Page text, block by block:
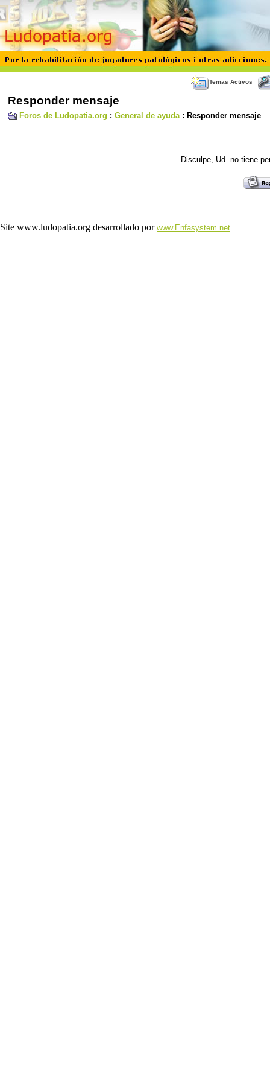
Temas Activos
Responder mensaje
Foros de Ludopatia.org : General de ayuda: Responder mensaje
Disculpe, Ud. no tiene
Site www.ludopatia.org desarrollado por www.Enfasystem.net